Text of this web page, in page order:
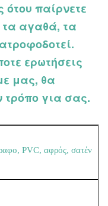
παίρνετε
τα αγαθά, τα
ερωτήσεις
μας, θα
τρόπο για σας.
PVC, αφρός, σατέν